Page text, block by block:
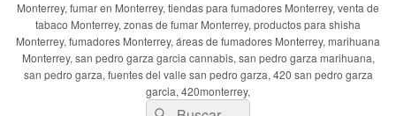
Monterrey, fumar en Monterrey, tiendas para fumadores Monterrey, venta de
tabaco Monterrey, zonas de fumar Monterrey, productos para shisha
Monterrey, fumadores Monterrey, áreas de fumadores Monterrey, marihuana
Monterrey, san pedro garza garcia cannabis, san pedro garza marihuana,
san pedro garza, fuentes del valle san pedro garza, 420 san pedro garza
garcia, 420monterrey,
BuscarBuscar